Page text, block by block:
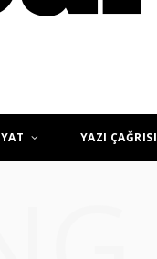
YAZI ÇAĞRISI